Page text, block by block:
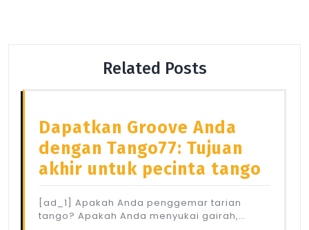
Related Posts
Dapatkan Groove Anda
dengan Tango77: Tujuan
akhir untuk pecinta tango
[ad_1] Apakah Anda penggemar tarian
tango? Apakah Anda menyukai gairah,…